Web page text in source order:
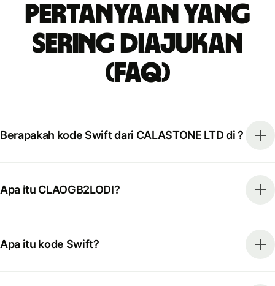
Pertanyaan yang
Sering Diajukan
(FAQ)
Berapakah kode Swift dari CALASTONE LTD di ?
Apa itu CLAOGB2LODI?
Apa itu kode Swift?